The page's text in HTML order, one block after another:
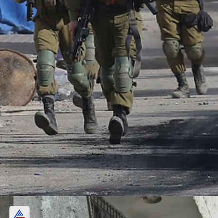
इजराइली सेना का क्या कहना है